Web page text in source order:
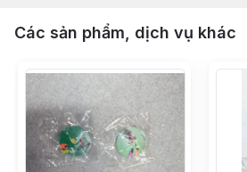
Các sản phẩm, dịch vụ khác